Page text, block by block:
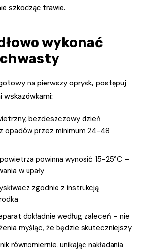
szkodząc trawie.
wykonać
na pierwszy oprysk, postępuj
wskazówkami:
bezdeszczowy dzień
opadów przez minimum 24-48
powinna wynosić 15-25°C –
w upały
zgodnie z instrukcją
dokładnie według zaleceń – nie
myśląc, że będzie skuteczniejszy
równomiernie, unikając nakładania